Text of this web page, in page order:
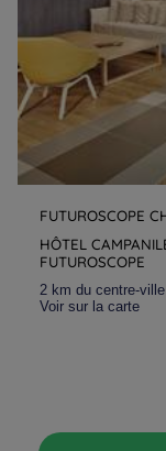
FUTUROSCOPE
HÔTEL
FUTUROSCOPE
2 km du centre-ville
Voir sur la carte